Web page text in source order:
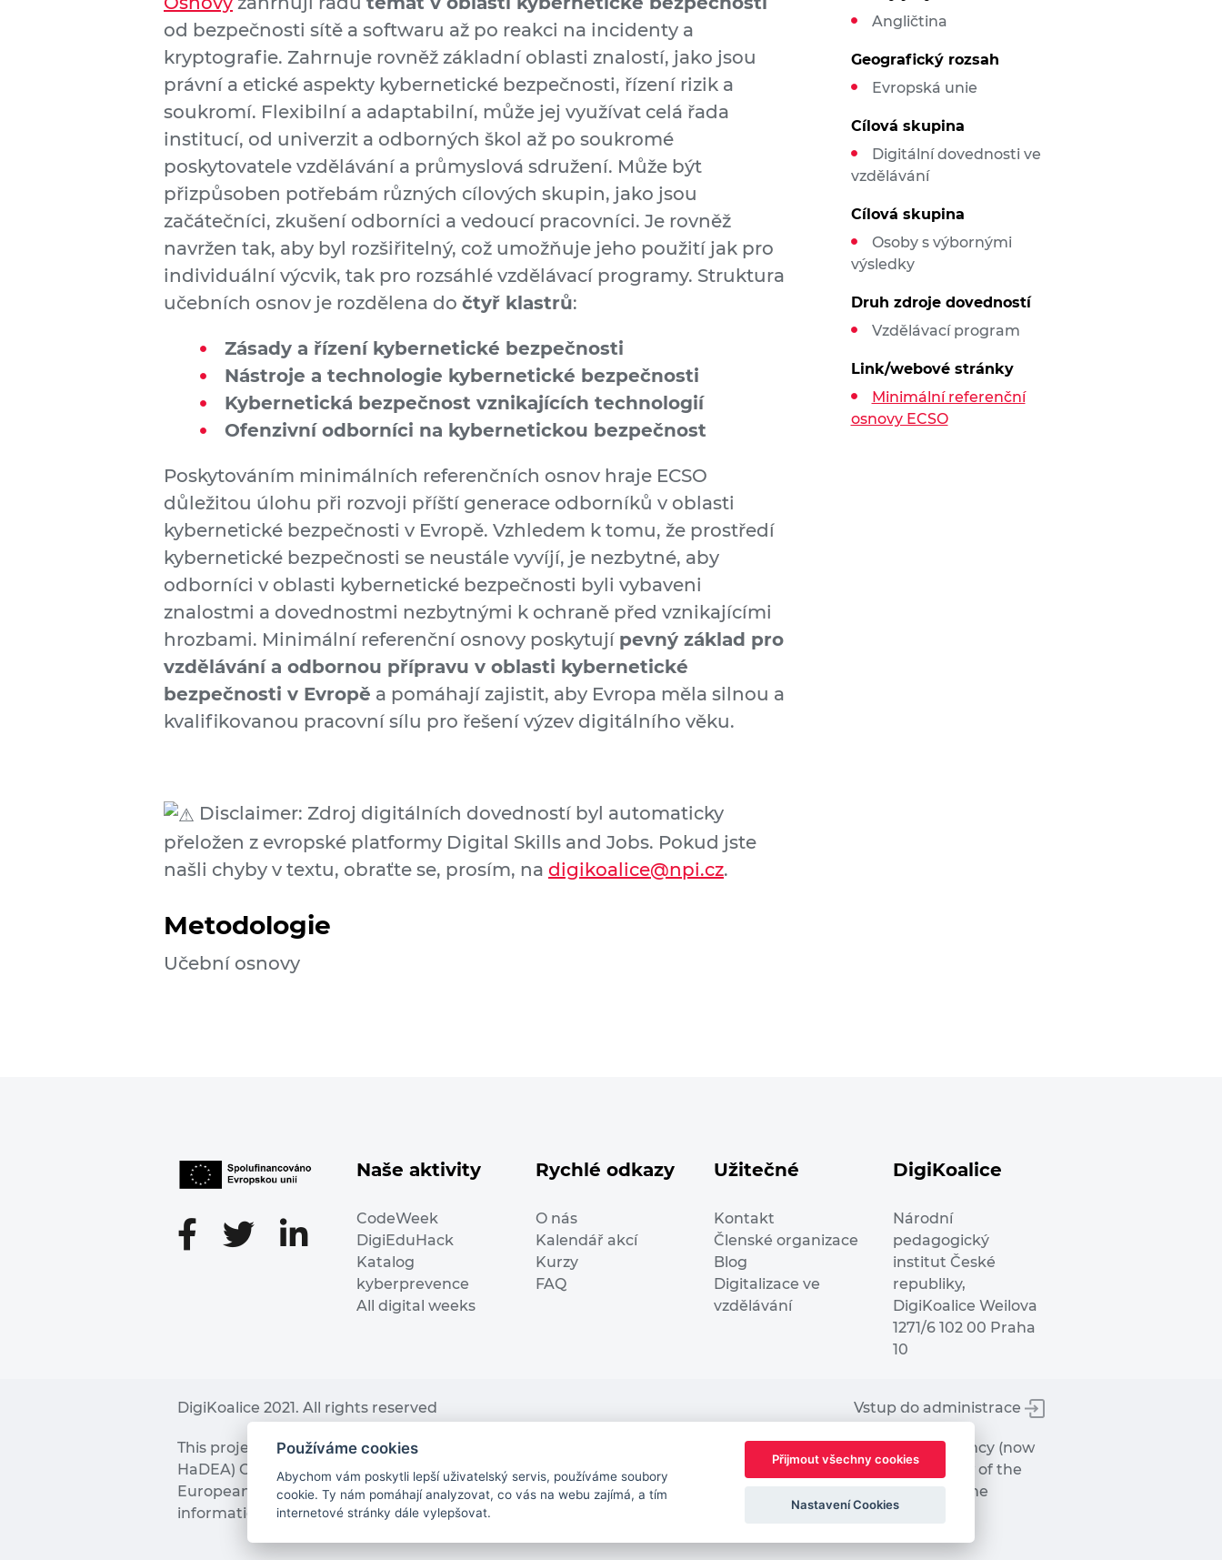
od bezpečnosti sítě a softwaru až po reakci na incidenty a
kryptografie. Zahrnuje rovněž základní oblasti znalostí, jako jsou
právní a etické aspekty kybernetické bezpečnosti, řízení rizik a
soukromí. Flexibilní a adaptabilní, může jej využívat celá řada
institucí, od univerzit a odborných škol až po soukromé
poskytovatele vzdělávání a průmyslová sdružení. Může být
přizpůsoben potřebám různých cílových skupin, jako jsou
začátečníci, zkušení odborníci a vedoucí pracovníci. Je rovněž
navržen tak, aby byl rozšiřitelný, což umožňuje jeho použití jak pro
individuální výcvik, tak pro rozsáhlé vzdělávací programy. Struktura
učebních osnov je rozdělena do čtyř klastrů:
Zásady a řízení kybernetické bezpečnosti
Nástroje a technologie kybernetické bezpečnosti
Kybernetická bezpečnost vznikajících technologií
Ofenzivní odborníci na kybernetickou bezpečnost
Poskytováním minimálních referenčních osnov hraje ECSO
důležitou úlohu při rozvoji příští generace odborníků v oblasti
kybernetické bezpečnosti v Evropě. Vzhledem k tomu, že prostředí
kybernetické bezpečnosti se neustále vyvíjí, je nezbytné, aby
odborníci v oblasti kybernetické bezpečnosti byli vybaveni
znalostmi a dovednostmi nezbytnými k ochraně před vznikajícími
hrozbami. Minimální referenční osnovy poskytují pevný základ pro
vzdělávání a odbornou přípravu v oblasti kybernetické
bezpečnosti v Evropě a pomáhají zajistit, aby Evropa měla silnou a
kvalifikovanou pracovní sílu pro řešení výzev digitálního věku.
Disclaimer: Zdroj digitálních dovedností byl automaticky
přeložen z evropské platformy Digital Skills and Jobs. Pokud jste
našli chyby v textu, obraťte se, prosím, na digikoalice@npi.cz.
Metodologie
Učební osnovy
Angličtina
Geografický rozsah
Evropská unie
Cílová skupina
Digitální dovednosti ve
vzdělávání
Cílová skupina
Osoby s výbornými
výsledky
Druh zdroje dovedností
Vzdělávací program
Link/webové stránky
Minimální referenční
osnovy ECSO
Naše aktivity
CodeWeek
DigiEduHack
Katalog
kyberprevence
All digital weeks
Rychlé odkazy
O nás
Kalendář akcí
Kurzy
FAQ
Užitečné
Kontakt
Členské organizace
Blog
Digitalizace ve
vzdělávání
DigiKoalice
Národní
pedagogický
institut České
republiky,
DigiKoalice Weilova
1271/6 102 00 Praha
10
DigiKoalice 2021. All rights reserved Vstup do administrace
This project has received funding from the European Commission Innovation and Networks Executive Agency (now
HaDEA) CEF TELECOM Calls 2019. This website reflects only the author’s view. It does not represent the view of the
European Commission and the European Commission is not responsible for any use that may be made of the
information it contains.
Používáme cookies
Abychom vám poskytli lepší uživatelský servis, používáme soubory
cookie. Ty nám pomáhají analyzovat, co vás na webu zajímá, a tím
internetové stránky dále vylepšovat.
Přijmout všechny cookies
Nastavení Cookies